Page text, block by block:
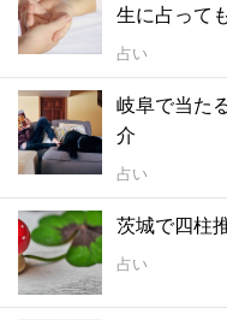
生に占って
占い
岐阜で当た
介
占い
茨城で四柱
占い